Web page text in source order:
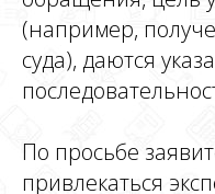
(например,
суда), даются
По просьбе
привлекаться